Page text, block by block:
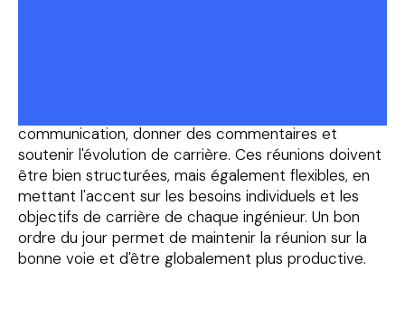
communication, donner des commentaires et
soutenir l'évolution de carrière. Ces réunions doivent
être bien structurées, mais également flexibles, en
mettant l'accent sur les besoins individuels et les
objectifs de carrière de chaque ingénieur. Un bon
ordre du jour permet de maintenir la réunion sur la
bonne voie et d'être globalement plus productive.